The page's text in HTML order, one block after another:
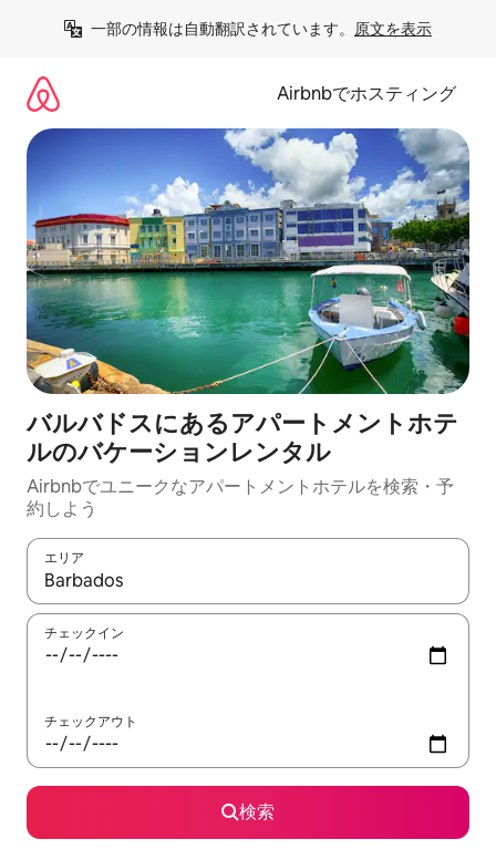
一部の情報は自動翻訳されています。 原文を表示
Airbnbでホスティング
バルバドスにあるアパートメントホテ
ルのバケーションレンタル
Airbnbでユニークなアパートメントホテルを検索・予
約しよう
エリア
検索結果が表示されたら、上下の矢印キーを使って移動するか
チェックイン
チェックアウト
検索